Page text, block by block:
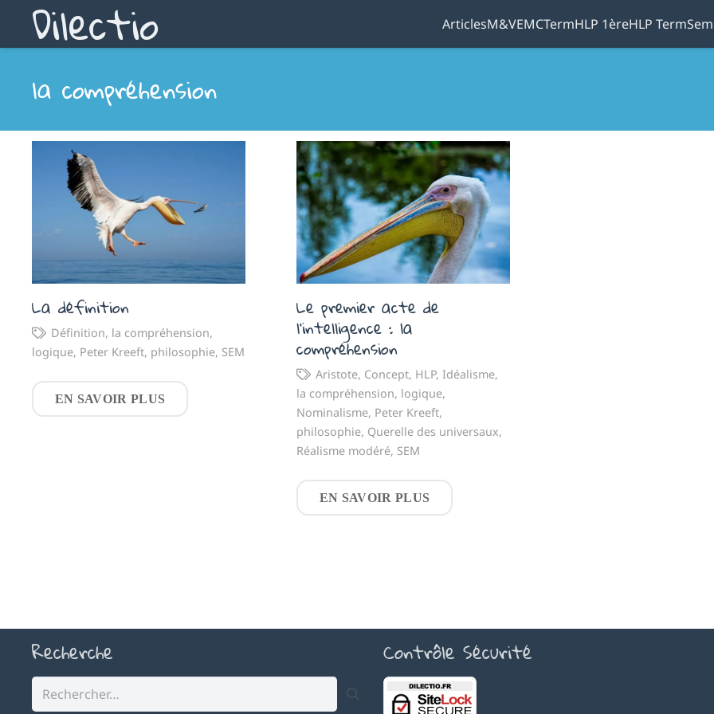
Dilectio ArticlesM&VEMCTermHLP 1èreHLP TermSem
la compréhension
La définition
Définition, la compréhension,
logique, Peter Kreeft, philosophie, SEM
EN SAVOIR PLUS
Le premier acte de
l’intelligence : la
compréhension
Aristote, Concept, HLP, Idéalisme,
la compréhension, logique,
Nominalisme, Peter Kreeft,
philosophie, Querelle des universaux,
Réalisme modéré, SEM
EN SAVOIR PLUS
Recherche
Rechercher :
Contrôle Sécurité